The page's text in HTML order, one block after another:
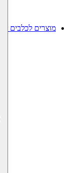
מוצרים לכלבים